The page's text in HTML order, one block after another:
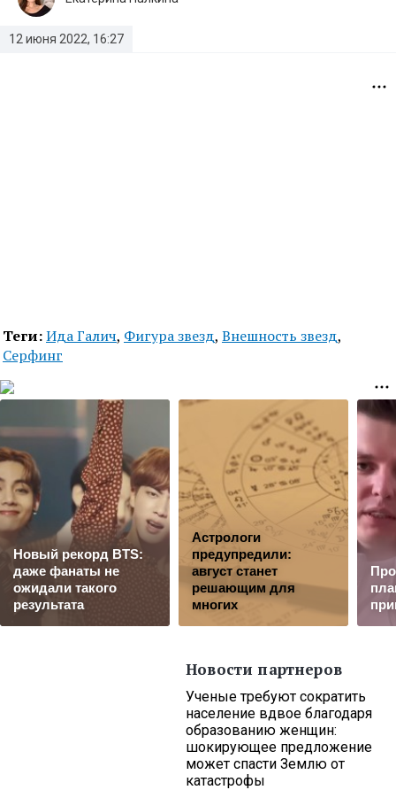
12 июня 2022, 16:27
Теги:Ида Галич, Фигура звезд, Внешность звезд,
Серфинг
Новый рекорд BTS:
даже фанаты не
ожидали такого
результата
Астрологи
предупредили:
август станет
решающим для
многих
Новости партнеров
Ученые требуют сократить
население вдвое благодаря
образованию женщин:
шокирующее предложение
может спасти Землю от
катастрофы